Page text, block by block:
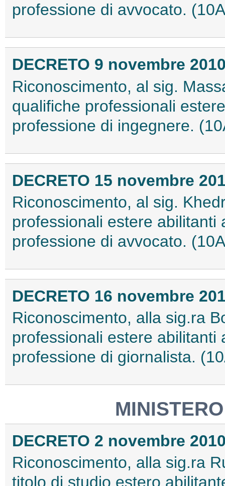
professione di avvocato.
DECRETO 9 novembre
Riconoscimento, al sig.
qualifiche professionali
professione di ingegnere.
DECRETO 15 novembre
Riconoscimento, al sig.
professionali estere abilitanti
professione di avvocato.
DECRETO 16 novembre
Riconoscimento, alla sig.ra
professionali estere abilitanti
professione di giornalista.
DECRETO 2 novembre
Riconoscimento, alla sig.ra
titolo di studio estero